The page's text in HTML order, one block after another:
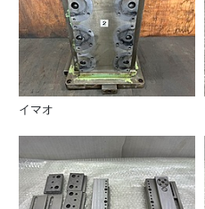
イマオ